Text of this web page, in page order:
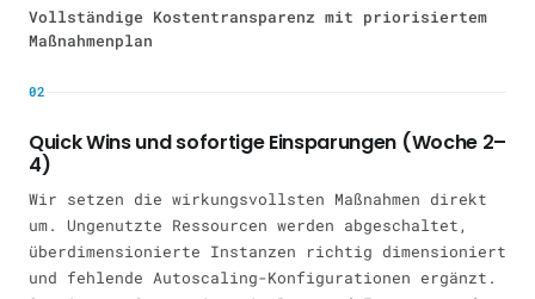
Vollständige Kostentransparenz mit priorisiertem
Maßnahmenplan
02
Quick Wins und sofortige Einsparungen (Woche 2–
4)
Wir setzen die wirkungsvollsten Maßnahmen direkt
um. Ungenutzte Ressourcen werden abgeschaltet,
überdimensionierte Instanzen richtig dimensioniert
und fehlende Autoscaling-Konfigurationen ergänzt.